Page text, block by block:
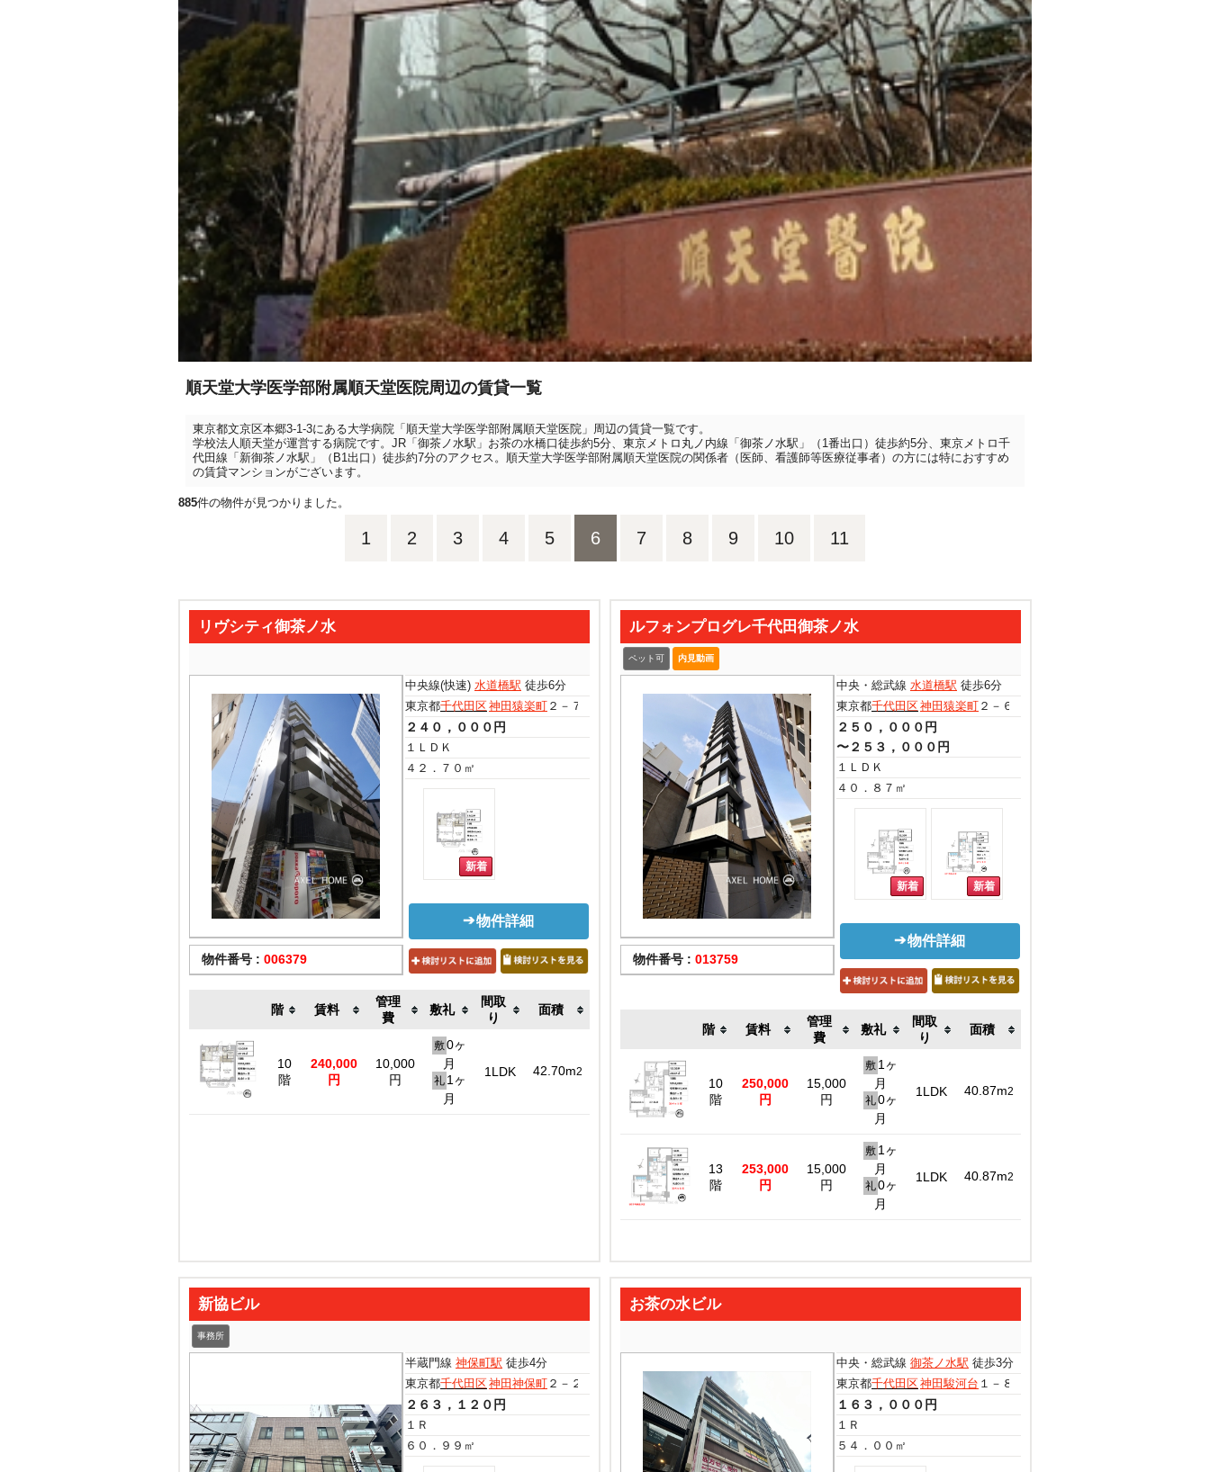
順天堂大学医学部附属順天堂医院周辺の賃貸一覧
東京都文京区本郷3-1-3にある大学病院「順天堂大学医学部附属順天堂医院」周辺の賃貸一覧です。
学校法人順天堂が運営する病院です。JR「御茶ノ水駅」お茶の水橋口徒歩約5分、東京メトロ丸ノ内線「御茶ノ水駅」（1番出口）徒歩約5分、東京メトロ千
代田線「新御茶ノ水駅」（B1出口）徒歩約7分のアクセス。順天堂大学医学部附属順天堂医院の関係者（医師、看護師等医療従事者）の方には特におすすめ
の賃貸マンションがございます。
885件の物件が見つかりました。
1 2 3 4 5 6 7 8 9 10 11
リヴシティ御茶ノ水
物件番号 : 006379
中央線(快速) 水道橋駅 徒歩6分
東京都千代田区神田猿楽町 ２－７－１６
２４０，０００円
１ＬＤＫ
４２．７０㎡
物件詳細
階 賃料
管理
費
敷礼
間取
り
面積
10
階
240,000
円
10,000
円
敷0ヶ
月
礼 1ヶ
月
1LDK 42.70m2
ルフォンプログレ千代田御茶ノ水
ペット可 内見動画
物件番号 : 013759
中央・総武線 水道橋駅 徒歩6分
東京都千代田区神田猿楽町 ２－６－５
２５０，０００円
〜２５３，０００円
１ＬＤＫ
４０．８７㎡
物件詳細
階 賃料
管理
費
敷礼
間取
り
面積
10
階
250,000
円
15,000
円
敷 1ヶ
月
礼0ヶ
月
1LDK 40.87m2
13
階
253,000
円
15,000
円
敷 1ヶ
月
礼0ヶ
月
1LDK 40.87m2
新協ビル
事務所
半蔵門線 神保町駅 徒歩4分
東京都千代田区神田神保町 ２－２０
２６３，１２０円
１Ｒ
６０．９９㎡
お茶の水ビル
中央・総武線 御茶ノ水駅 徒歩3分
東京都千代田区神田駿河台 １－８－４
１６３，０００円
１Ｒ
５４．００㎡